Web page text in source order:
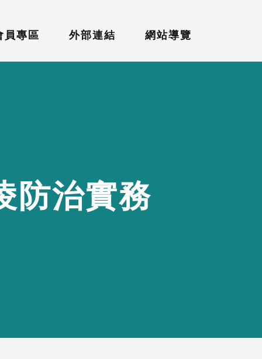
員專區 外部連結 網站導覽
防治實務